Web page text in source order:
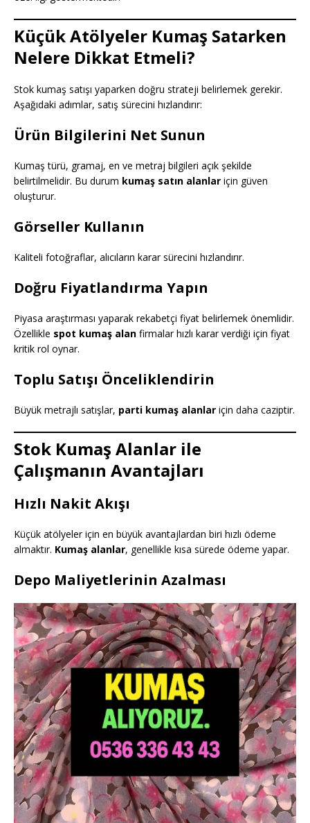
Küçük Atölyeler Kumaş Satarken
Nelere Dikkat Etmeli?
Stok kumaş satışı yaparken doğru strateji belirlemek gerekir.
Aşağıdaki adımlar, satış sürecini hızlandırır:
Ürün Bilgilerini Net Sunun
Kumaş türü, gramaj, en ve metraj bilgileri açık şekilde
belirtilmelidir. Bu durum kumaş satın alanlar için güven
oluşturur.
Görseller Kullanın
Kaliteli fotoğraflar, alıcıların karar sürecini hızlandırır.
Doğru Fiyatlandırma Yapın
Piyasa araştırması yaparak rekabetçi fiyat belirlemek önemlidir.
Özellikle spot kumaş alan firmalar hızlı karar verdiği için fiyat
kritik rol oynar.
Toplu Satışı Önceliklendirin
Büyük metrajlı satışlar, parti kumaş alanlar için daha caziptir.
Stok Kumaş Alanlar ile
Çalışmanın Avantajları
Hızlı Nakit Akışı
Küçük atölyeler için en büyük avantajlardan biri hızlı ödeme
almaktır. Kumaş alanlar, genellikle kısa sürede ödeme yapar.
Depo Maliyetlerinin Azalması